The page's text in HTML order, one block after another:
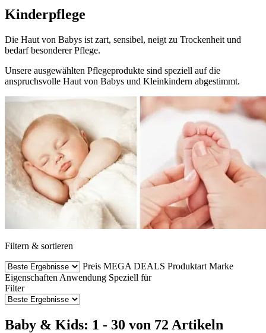
Kinderpflege
Die Haut von Babys ist zart, sensibel, neigt zu Trockenheit und
bedarf besonderer Pflege.
Unsere ausgewählten Pflegeprodukte sind speziell auf die
anspruchsvolle Haut von Babys und Kleinkindern abgestimmt.
Filtern & sortieren
Preis MEGA DEALS Produktart Marke
Eigenschaften Anwendung Speziell für
Filter
Baby & Kids: 1 - 30 von 72 Artikeln